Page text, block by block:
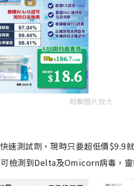
點擊圖片放大
速測試劑，現時只要超低價$9.9
檢測到Delta及Omicorn病毒，